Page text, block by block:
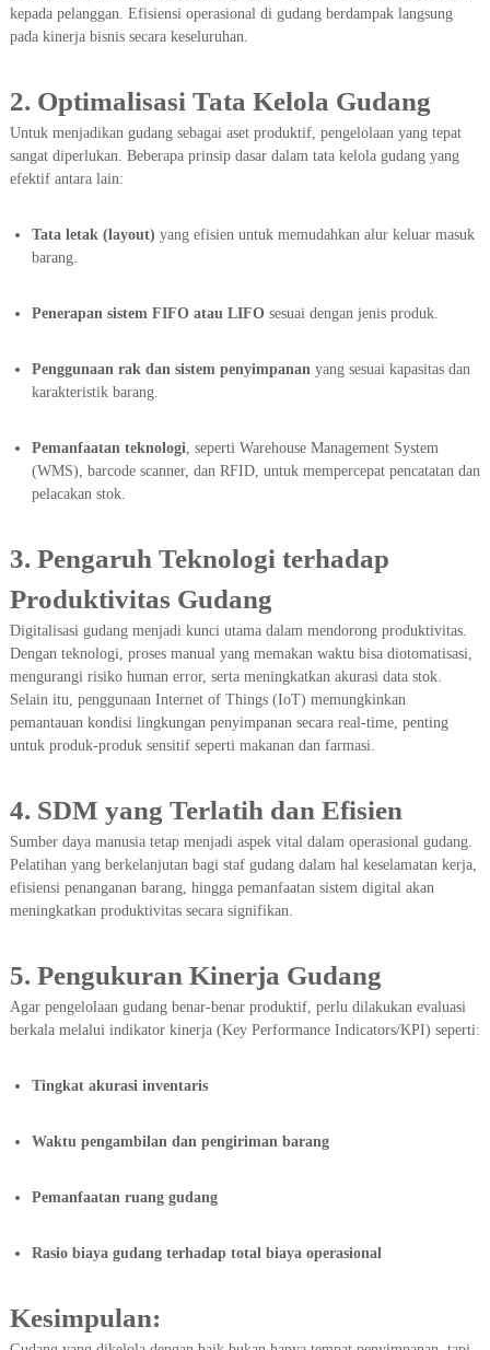
kepada pelanggan. Efisiensi operasional di gudang berdampak langsung
pada kinerja bisnis secara keseluruhan.
2. Optimalisasi Tata Kelola Gudang
Untuk menjadikan gudang sebagai aset produktif, pengelolaan yang tepat
sangat diperlukan. Beberapa prinsip dasar dalam tata kelola gudang yang
efektif antara lain:
Tata letak (layout) yang efisien untuk memudahkan alur keluar masuk
barang.
Penerapan sistem FIFO atau LIFOsesuai dengan jenis produk.
Penggunaan rak dan sistem penyimpanan yang sesuai kapasitas dan
karakteristik barang.
Pemanfaatan teknologi , seperti Warehouse Management System
(WMS), barcode scanner, dan RFID, untuk mempercepat pencatatan dan
pelacakan stok.
3. Pengaruh Teknologi terhadap
Produktivitas Gudang
Digitalisasi gudang menjadi kunci utama dalam mendorong produktivitas.
Dengan teknologi, proses manual yang memakan waktu bisa diotomatisasi,
mengurangi risiko human error, serta meningkatkan akurasi data stok.
Selain itu, penggunaan Internet of Things (IoT) memungkinkan
pemantauan kondisi lingkungan penyimpanan secara real-time, penting
untuk produk-produk sensitif seperti makanan dan farmasi.
4. SDM yang Terlatih dan Efisien
Sumber daya manusia tetap menjadi aspek vital dalam operasional gudang.
Pelatihan yang berkelanjutan bagi staf gudang dalam hal keselamatan kerja,
efisiensi penanganan barang, hingga pemanfaatan sistem digital akan
meningkatkan produktivitas secara signifikan.
5. Pengukuran Kinerja Gudang
Agar pengelolaan gudang benar-benar produktif, perlu dilakukan evaluasi
berkala melalui indikator kinerja (Key Performance Indicators/KPI) seperti:
Tingkat akurasi inventaris
Waktu pengambilan dan pengiriman barang
Pemanfaatan ruang gudang
Rasio biaya gudang terhadap total biaya operasional
Kesimpulan: